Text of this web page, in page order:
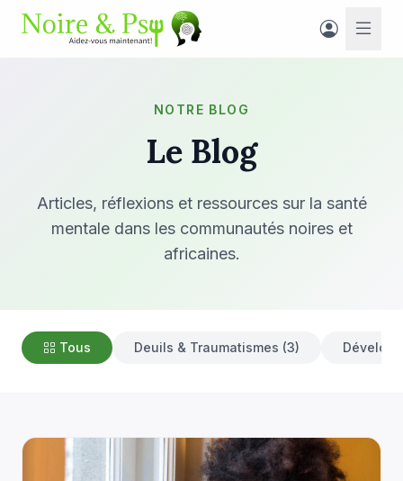
NOTRE BLOG
Le Blog
Articles, réflexions et ressources sur la santé
mentale dans les communautés noires et
africaines.
Tous Deuils & Traumatismes (3)